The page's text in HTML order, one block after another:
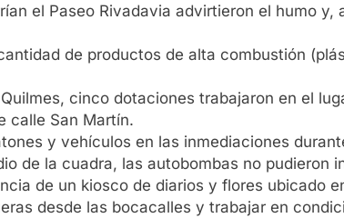
el Paseo Rivadavia advirtieron el humo y,
de productos de alta combustión
cinco dotaciones trabajaron en el
calle San Martín.
y vehículos en las inmediaciones
de la cuadra, las autobombas no pudieron
de un kiosco de diarios y flores ubicado
desde las bocacalles y trabajar en